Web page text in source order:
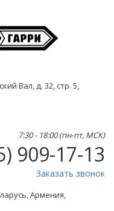
Вал, д. 32, стр. 5,
7:30 - 18:00 (пн-пт, МСК)
909-17-13
Заказать звонок
Армения,